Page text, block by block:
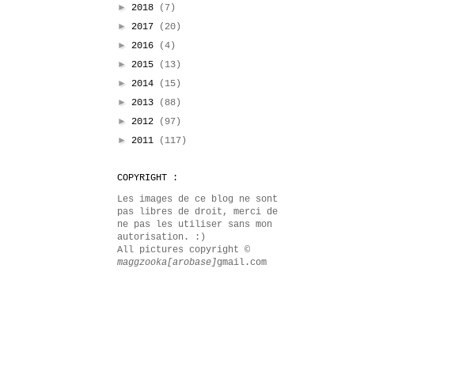
► 2018
(7)
► 2017
(20)
► 2016
(4)
► 2015
(13)
► 2014
(15)
► 2013
(88)
► 2012
(97)
► 2011 (117)
COPYRIGHT :
Les images de ce blog ne sont
pas libres de droit, merci de
ne pas les utiliser sans mon
autorisation. :)
All pictures copyright ©
maggzooka[arobase]gmail.com